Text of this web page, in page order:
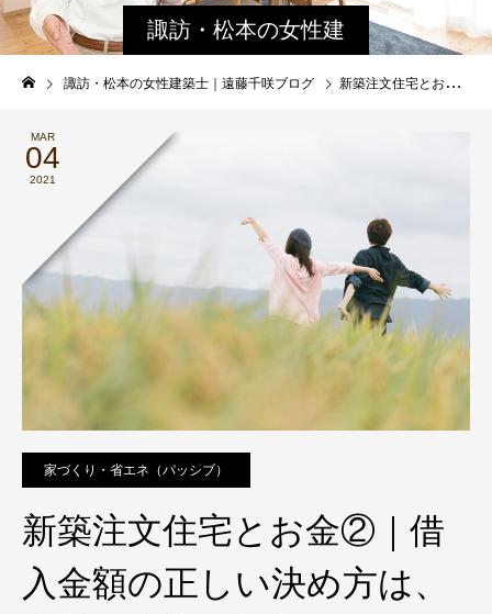
諏訪・松本の女性建
築士ブログ｜未来生
諏訪・松本の女性建築士｜遠藤千咲ブログ 新築注文住宅とお金②｜借入金額の正しい決め方は、支払い責任は銀行にないことを知る事
MAR
04
2021
家づくり・省エネ（パッシブ）
新築注文住宅とお金②｜借
入金額の正しい決め方は、